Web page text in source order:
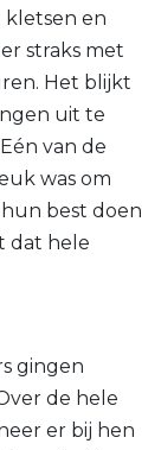
kletsen en
straks met
Het blijkt
uit te
van de
was om
best doen
dat hele
gingen
de hele
er bij hen